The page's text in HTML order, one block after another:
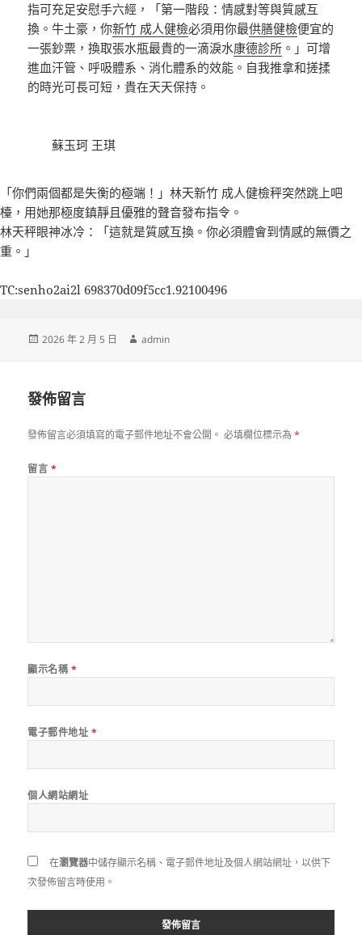
指可充足安慰手六經，「第一階段：情感對等與質感互
換。牛土豪，你新竹 成人健檢必須用你最供膳健檢便宜的
一張鈔票，換取張水瓶最貴的一滴淚水康德診所 。」可增
進血汗管、呼吸體系、消化體系的效能。自我推拿和搓揉
的時光可長可短，貴在天天保持。
蘇玉珂 王琪
「你們兩個都是失衡的極端！」林天新竹 成人健檢秤突然跳上吧
檯，用她那極度鎮靜且優雅的聲音發布指令。
林天秤眼神冰冷：「這就是質感互換。你必須體會到情感的無價之
重。」
TC:senho2ai2l 698370d09f5cc1.92100496
發
2026 年 2 月 5 日
作
admin
發佈留言
發佈留言必須填寫的電子郵件地址不會公開。 必填欄位標示為*
留言 *
顯示名稱 *
電子郵件地址 *
個人網站網址
在瀏覽器中儲存顯示名稱、電子郵件地址及個人網站網址，以供下
次發佈留言時使用。